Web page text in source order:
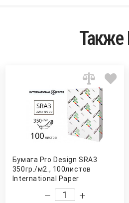
Также
Бумага Pro Design SRA3
350гр./м2., 100листов
International Paper